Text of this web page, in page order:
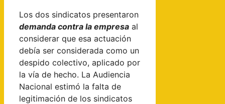
Los dos sindicatos presentaron
demanda contra la empresa al
considerar que esa actuación
debía ser considerada como un
despido colectivo, aplicado por
la vía de hecho. La Audiencia
Nacional estimó la falta de
legitimación de los sindicatos